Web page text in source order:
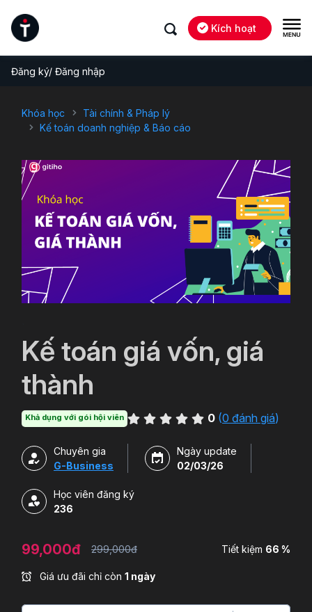
Kích hoạt
Đăng ký/ Đăng nhập
Khóa học
Tài chính & Pháp lý
Kế toán doanh nghiệp & Báo cáo
Kế toán giá vốn, giá
thành
Khả dụng với gói hội viên 0 (0 đánh giá)
Chuyên gia
G-Business
Ngày update
02/03/26
Học viên đăng ký
236
99,000đ 299,000đ Tiết kiệm 66 %
Giá ưu đãi chỉ còn 1 ngày